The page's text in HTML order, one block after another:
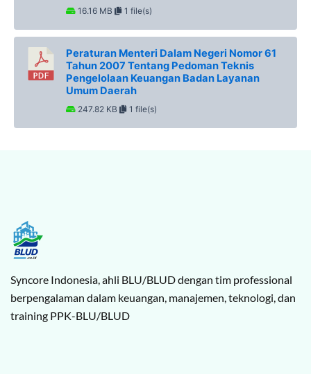
16.16 MB 1 file(s)
Peraturan Menteri Dalam Negeri Nomor 61
Tahun 2007 Tentang Pedoman Teknis
Pengelolaan Keuangan Badan Layanan
Umum Daerah
247.82 KB 1 file(s)
Syncore Indonesia, ahli BLU/BLUD dengan tim professional
berpengalaman dalam keuangan, manajemen, teknologi, dan
training PPK-BLU/BLUD